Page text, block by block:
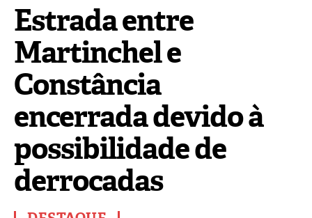
Estrada entre
Martinchel e
Constância
encerrada devido à
possibilidade de
derrocadas